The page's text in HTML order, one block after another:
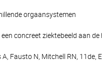
orgaansystemen
concreet ziektebeeld aan
Fausto N, Mitchell RN,